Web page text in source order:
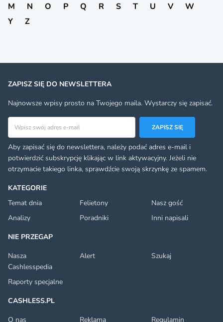
M
N O P Q R S T U V
W
Y
Z
KATEGORIE
Temat dnia
Felietony
Nasz gość
Analizy
Poradniki
Inni napisali
NIE PRZEGAP
Nasza
Cashlesspedia
Alert Szukaj
Raporty specjalne
CASHLESS.PL
O nas
Reklama Regulamin
ZAPISZ SIĘ DO NEWSLETTERA
Najnowsze wpisy prosto na Twojego maila. Wystarczy się zapisać.
Adres email
ZAPISZ SIĘ
Aby zapisać się do newslettera, należy podać adres e-mail i
potwierdzić subskrypcję klikając w link aktywacyjny. Jeżeli nie
otrzymacie takiego linka, sprawdźcie swoją skrzynkę ze spamem.